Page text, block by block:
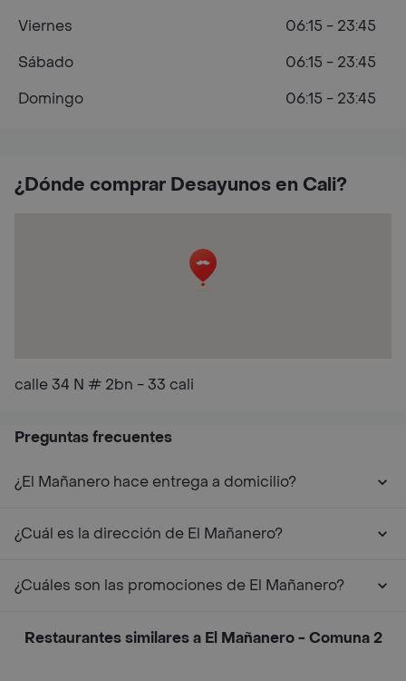
¿Dónde comprar Desayunos en Cali?
calle 34 N # 2bn - 33 cali
Viernes
06:15 - 23:45
Sábado
06:15 - 23:45
Domingo
06:15 - 23:45
Preguntas frecuentes
¿El Mañanero hace entrega a domicilio?
¿Cuál es la dirección de El Mañanero?
¿Cuáles son las promociones de El Mañanero?
Restaurantes similares a El Mañanero - Comuna 2